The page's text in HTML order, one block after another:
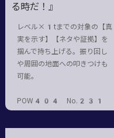
る時だ！』
レベル×1tまでの対象の【真
実を示す】【ネタや証拠】を
掴んで持ち上げる。振り回し
や周囲の地面への叩きつけも
可能。
POW404 No.231